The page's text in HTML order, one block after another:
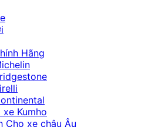
Hãng
xe Kumho
Cho xe châu Âu